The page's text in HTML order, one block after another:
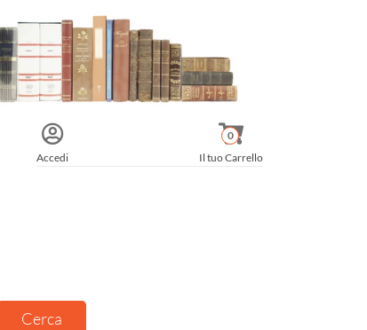
Accedi Il tuo Carrello
0